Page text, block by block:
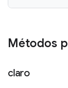
Métodos
claro